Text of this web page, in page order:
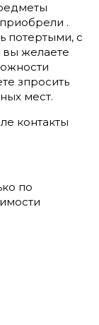
.
потертыми, с
желаете
зпросить
мест.
контакты
по